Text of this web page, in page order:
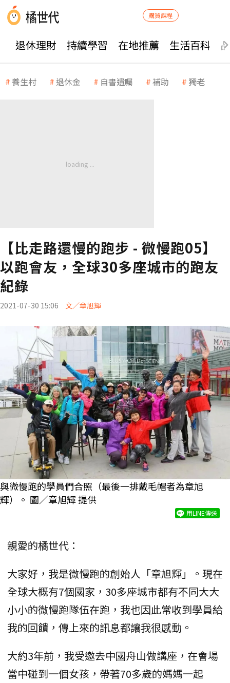
購買課程
退休理財 持續學習 在地推薦 生活百科
養生村 退休金 自書遺囑 補助 獨老
【比走路還慢的跑步 - 微慢跑05】
以跑會友，全球30多座城市的跑友
紀錄
2021-07-30 15:06 文／章旭輝
與微慢跑的學員們合照（最後一排戴毛帽者為章旭
輝）。 圖／章旭輝 提供
用LINE傳送
親愛的橘世代：
大家好，我是微慢跑的創始人「章旭輝」。現在
全球大概有7個國家，30多座城市都有不同大大
小小的微慢跑隊伍在跑，我也因此常收到學員給
我的回饋，傳上來的訊息都讓我很感動。
大約3年前，我受邀去中國舟山做講座，在會場
當中碰到一個女孩，帶著70多歲的媽媽一起